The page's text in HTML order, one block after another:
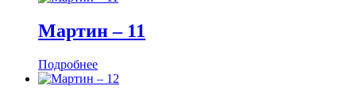
Мартин ‒ 11
Подробнее